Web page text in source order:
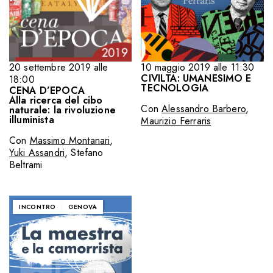
20 settembre 2019 alle
18:00
CENA D’EPOCA
Alla ricerca del cibo
naturale: la rivoluzione
illuminista
Con Massimo Montanari,
Yuki Assandri,Stefano
Beltrami
10 maggio 2019 alle 11:30
CIVILTÀ: UMANESIMO E
TECNOLOGIA
ConAlessandro Barbero,
Maurizio Ferraris
INCONTRO GENOVA